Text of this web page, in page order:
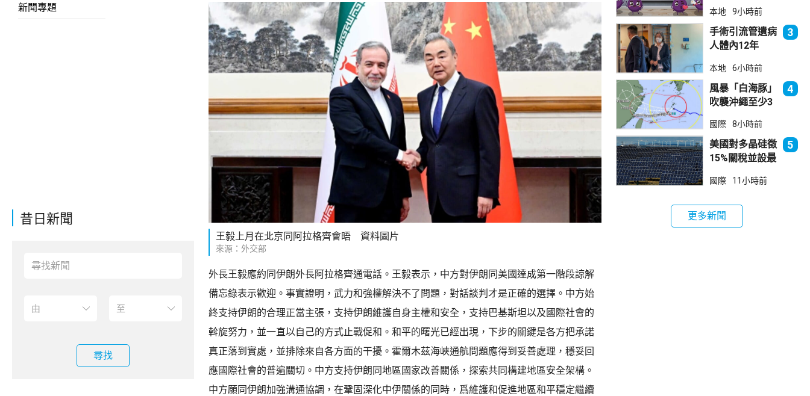
新聞專題
昔日新聞
尋找
王毅上月在北京同阿拉格齊會晤 資料圖片
來源：外交部
外長王毅應約同伊朗外長阿拉格齊通電話。王毅表示，中方對伊朗同美國達成第一階段諒解
備忘錄表示歡迎。事實證明，武力和強權解決不了問題，對話談判才是正確的選擇。中方始
終支持伊朗的合理正當主張，支持伊朗維護自身主權和安全，支持巴基斯坦以及國際社會的
斡旋努力，並一直以自己的方式止戰促和。和平的曙光已經出現，下步的關鍵是各方把承諾
真正落到實處，並排除來自各方面的干擾。霍爾木茲海峽通航問題應得到妥善處理，穩妥回
應國際社會的普遍關切。中方支持伊朗同地區國家改善關係，探索共同構建地區安全架構。
中方願同伊朗加強溝通協調，在鞏固深化中伊關係的同時，爲維護和促進地區和平穩定繼續
本地 9小時前
手術引流管遺病
人體內12年
業失當除牌1個
月
3
本地 6小時前
風暴「白海豚」
吹襲沖繩至少3
取消
4
國際 8小時前
美國對多晶硅徵
15%關稅並設最
克：中國無法再
5
國際 11小時前
更多新聞